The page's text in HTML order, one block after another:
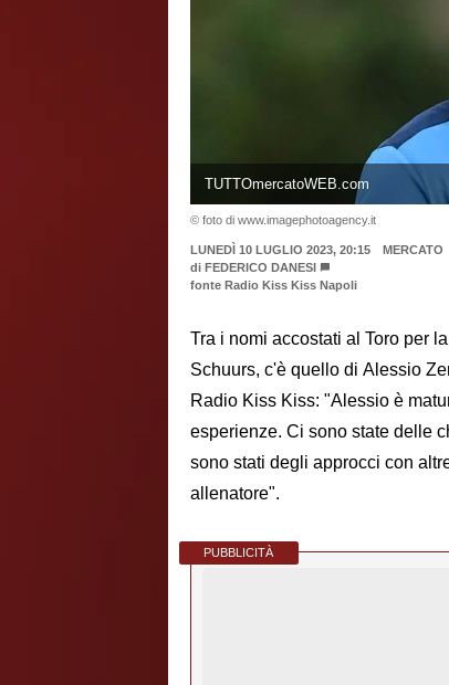
TUTTOmercatoWEB.com
© foto di www.imagephotoagency.it
LUNEDÌ 10 LUGLIO 2023, 20:15
MERCATO
di FEDERICO DANESI
fonte Radio Kiss Kiss Napoli
Tra i nomi accostati al Toro per
Schuurs, c'è quello di Alessio
Radio Kiss Kiss: "Alessio è
esperienze. Ci sono state delle
sono stati degli approcci con
allenatore".
PUBBLICITÀ